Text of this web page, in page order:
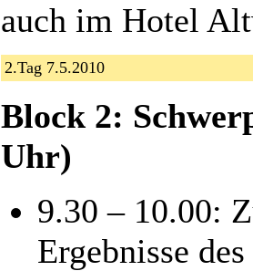
auch im Hotel
2.Tag 7.5.2010
Block 2:
Uhr)
9.30 – 10.00:
Ergebnisse